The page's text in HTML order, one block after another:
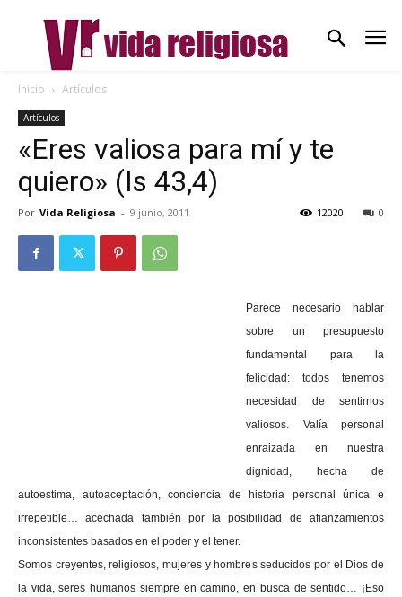
Inicio Artículos
Artículos
«Eres valiosa para mí y te
quiero» (Is 43,4)
Por Vida Religiosa - 9 junio, 2011 0
12020
Parece necesario hablar
sobre un presupuesto
fundamental para la
felicidad: todos tenemos
necesidad de sentirnos
valiosos. Valía personal
enraizada en nuestra
dignidad, hecha de
autoestima, autoaceptación, conciencia de historia personal única e
irrepetible… acechada también por la posibilidad de afianzamientos
inconsistentes basados en el poder y el tener.
Somos creyentes, religiosos, mujeres y hombres seducidos por el Dios de
la vida, seres humanos siempre en camino, en busca de sentido… ¡Eso